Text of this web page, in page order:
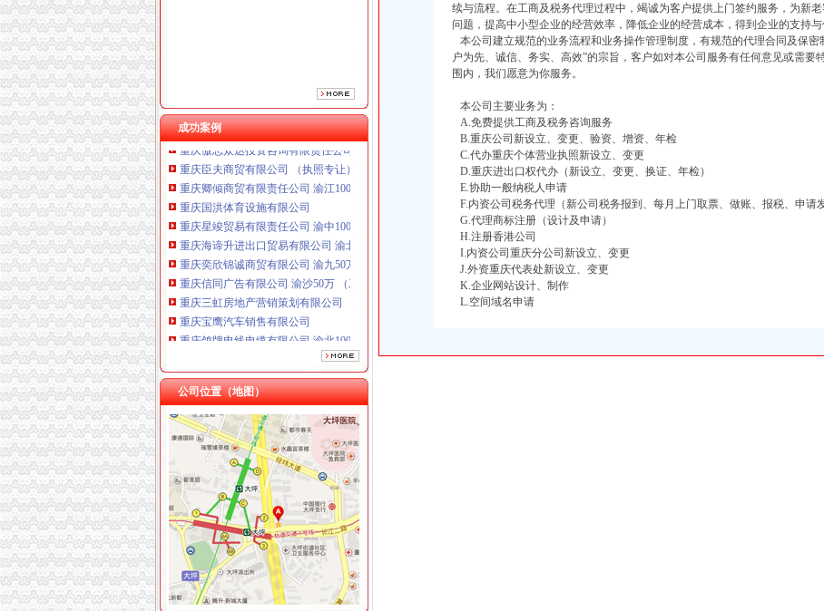
成功案例
重庆鸽牌电线电缆有限公司 渝北10010万 (进出口权)
重庆傲志众达投资咨询有限责任公司 渝九1000万 （增资）
重庆臣夫商贸有限公司 （执照专让）
重庆卿倾商贸有限责任公司 渝江100万 （工商注册）
重庆国洪体育设施有限公司
重庆星竣贸易有限责任公司 渝中100万 （进出口权）
重庆海谛升进出口贸易有限公司 渝北100万 （进出口权）
重庆奕欣锦诚商贸有限公司 渝九50万 （工商注册）
重庆信同广告有限公司 渝沙50万 （工商注册）
重庆三虹房地产营销策划有限公司
重庆宝鹰汽车销售有限公司
重庆鸽牌电线电缆有限公司 渝北10010万 (进出口权)
重庆傲志众达投资咨询有限责任公司 渝九1000万 （增资）
重庆臣夫商贸有限公司 （执照专让）
重庆卿倾商贸有限责任公司 渝江100万 （工商注册）
重庆国洪体育设施有限公司
重庆星竣贸易有限责任公司 渝中100万 （进出口权）
重庆海谛升进出口贸易有限公司 渝北100万 （进出口权）
重庆奕欣锦诚商贸有限公司 渝九50万 （工商注册）
重庆信同广告有限公司 渝沙50万 （工商注册）
重庆三虹房地产营销策划有限公司
重庆宝鹰汽车销售有限公司
公司位置（地图）
一般纳税人注销
一般纳税人注销和划转有什么要求`深圳方圆财税为您服-深圳58同城
一般纳税人注销和划转深圳方圆财税为您服务-广东深圳报关服务信息
税务真问真答：一般纳税人如何注销税务登记？-财经频道-手机搜狐
一般纳税人注销税务登记缴销增值税专用发票流程
一般纳税人注销时库存商品需要补税吗？
一般纳税人注销时库存商品需要补税吗？_东奥会计在线
注销增值税一般纳税人资格登记
一般纳税人注销时,存货进项税额是否转出？
一般纳税人注销应关注的问题-飞虹的日志-网易博客
一般纳税人注销税务登记需要哪些资料？_中华会计网校论坛
续与流程。在工商及税务代理过程中，竭诚为客户提供上门签约服务，为新
问题，提高中小型企业的经营效率，降低企业的经营成本，得到企业的支持与
本公司建立规范的业务流程和业务操作管理制度，有规范的代理合同及保密
户为先、诚信、务实、高效”的宗旨，客户如对本公司服务有任何意见或需要
围内，我们愿意为你服务。
本公司主要业务为：
A.免费提供工商及税务咨询服务
B.重庆公司新设立、变更、验资、增资、年检
C.代办重庆个体营业执照新设立、变更
D.重庆进出口权代办（新设立、变更、换证、年检）
E.协助一般纳税人申请
F.内资公司税务代理（新公司税务报到、每月上门取票、做账、报税、申请
G.代理商标注册（设计及申请）
H.注册香港公司
I.内资公司重庆分公司新设立、变更
J.外资重庆代表处新设立、变更
K.企业网站设计、制作
L.空间域名申请